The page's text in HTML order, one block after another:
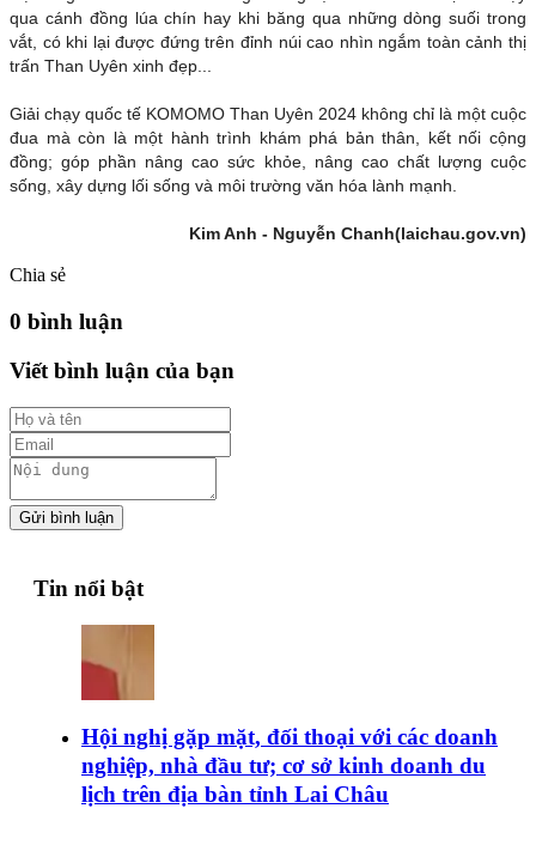
qua cánh đồng lúa chín hay khi băng qua những dòng suối trong
vắt, có khi lại được đứng trên đỉnh núi cao nhìn ngắm toàn cảnh thị
trấn Than Uyên xinh đẹp...
Giải chạy quốc tế KOMOMO Than Uyên 2024 không chỉ là một cuộc
đua mà còn là một hành trình khám phá bản thân, kết nối cộng
đồng; góp phần nâng cao sức khỏe, nâng cao chất lượng cuộc
sống, xây dựng lối sống và môi trường văn hóa lành mạnh.
Kim Anh - Nguyễn Chanh(laichau.gov.vn)
Chia sẻ
0 bình luận
Viết bình luận của bạn
Gửi bình luận
Tin nổi bật
Hội nghị gặp mặt, đối thoại với các doanh
nghiệp, nhà đầu tư; cơ sở kinh doanh du
lịch trên địa bàn tỉnh Lai Châu